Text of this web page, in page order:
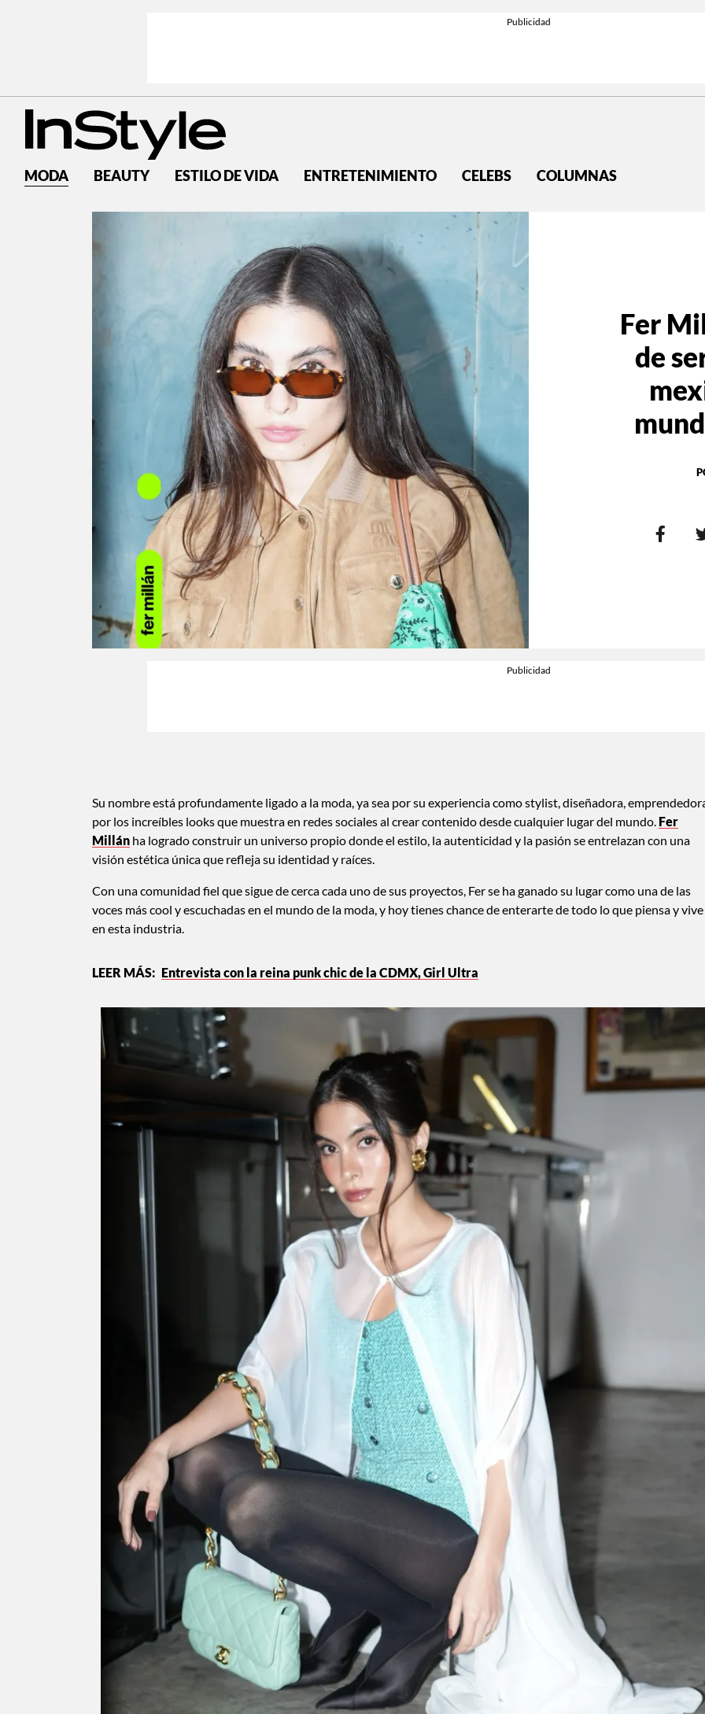
MODA BEAUTY ESTILO DE VIDA ENTRETENIMIENTO CELEBS COLUMNAS
Fer
de
Su nombre está profundamente ligado a la moda, ya sea por su experiencia como stylist, diseñadora,
por los increíbles looks que muestra en redes sociales al crear contenido desde cualquier lugar del mundo. Fer
Millán ha logrado construir un universo propio donde el estilo, la autenticidad y la pasión se entrelazan con una
visión estética única que refleja su identidad y raíces.
Con una comunidad fiel que sigue de cerca cada uno de sus proyectos, Fer se ha ganado su lugar como una de las
voces más cool y escuchadas en el mundo de la moda, y hoy tienes chance de enterarte de todo lo que piensa y vive
en esta industria.
Entrevista con la reina punk chic de la CDMX, Girl Ultra